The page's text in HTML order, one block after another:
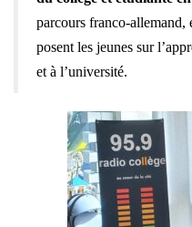
parcours franco-allemand,
posent les jeunes sur
et à l’université.